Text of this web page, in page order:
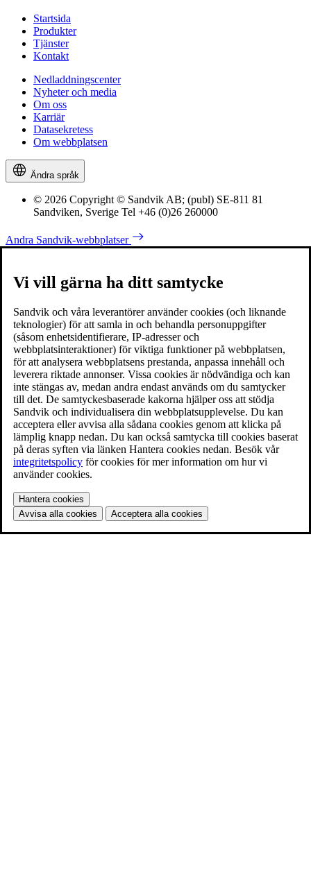
Startsida
Produkter
Tjänster
Kontakt
Nedladdningscenter
Nyheter och media
Om oss
Karriär
Datasekretess
Om webbplatsen
Ändra språk
© 2026 Copyright © Sandvik AB; (publ) SE-811 81
Sandviken, Sverige Tel +46 (0)26 260000
Andra Sandvik-webbplatser
Vi vill gärna ha ditt samtycke
Sandvik och våra leverantörer använder cookies (och liknande
teknologier) för att samla in och behandla personuppgifter
(såsom enhetsidentifierare, IP-adresser och
webbplatsinteraktioner) för viktiga funktioner på webbplatsen,
för att analysera webbplatsens prestanda, anpassa innehåll och
leverera riktade annonser. Vissa cookies är nödvändiga och kan
inte stängas av, medan andra endast används om du samtycker
till det. De samtyckesbaserade kakorna hjälper oss att stödja
Sandvik och individualisera din webbplatsupplevelse. Du kan
acceptera eller avvisa alla sådana cookies genom att klicka på
lämplig knapp nedan. Du kan också samtycka till cookies baserat
på deras syften via länken Hantera cookies nedan. Besök vår
integritetspolicy för cookies för mer information om hur vi
använder cookies.
Hantera cookies
Avvisa alla cookies
Acceptera alla cookies